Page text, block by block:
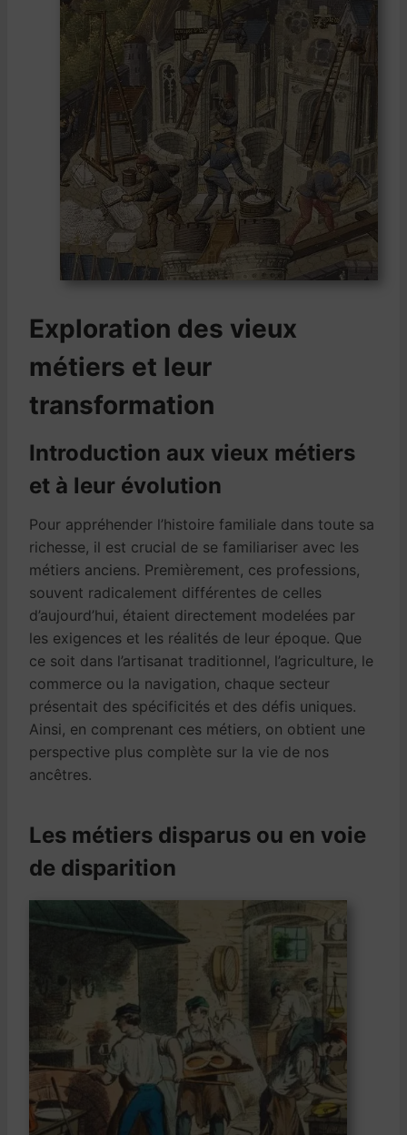
Exploration des vieux
métiers et leur
transformation
Introduction aux vieux métiers
et à leur évolution
Pour appréhender l’histoire familiale dans toute sa
richesse, il est crucial de se familiariser avec les
métiers anciens. Premièrement, ces professions,
souvent radicalement différentes de celles
d’aujourd’hui, étaient directement modelées par
les exigences et les réalités de leur époque. Que
ce soit dans l’artisanat traditionnel, l’agriculture, le
commerce ou la navigation, chaque secteur
présentait des spécificités et des défis uniques.
Ainsi, en comprenant ces métiers, on obtient une
perspective plus complète sur la vie de nos
ancêtres.
Les métiers disparus ou en voie
de disparition